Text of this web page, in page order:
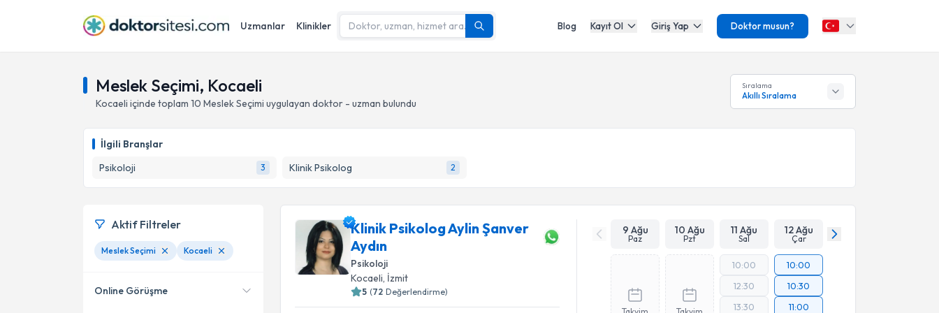
Uzmanlar Klinikler Blog Kayıt Ol Giriş Yap Doktor musun?
Meslek Seçimi, Kocaeli
Kocaeli içinde toplam 10 Meslek Seçimi uygulayan doktor - uzman bulundu
Sıralama
Akıllı Sıralama
İlgili Branşlar
Psikoloji
3 Klinik Psikolog 2
Klinik Psikolog Aylin Şanver
Aydın
Psikoloji
Kocaeli, İzmit
5 (72 Değerlendirme)
9 Ağu
Paz
10 Ağu
Pzt
11 Ağu
Sal
12 Ağu
Çar
10:00
12:30
13:30
10:00
10:30
11:00
Aktif Filtreler
Meslek Seçimi Kocaeli
Online Görüşme